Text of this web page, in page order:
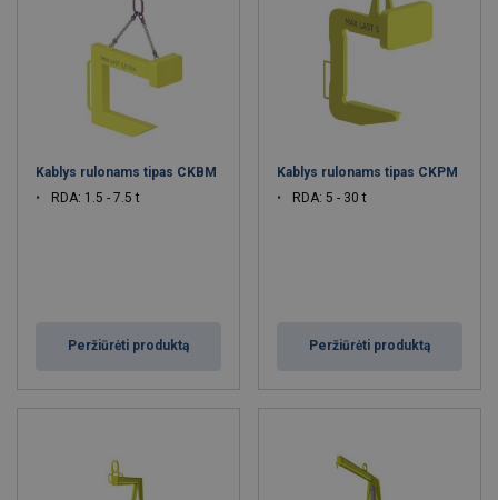
Kablys rulonams tipas CKBM
RDA: 1.5 - 7.5 t
Peržiūrėti produktą
Kablys rulonams tipas CKPM
RDA: 5 - 30 t
Peržiūrėti produktą